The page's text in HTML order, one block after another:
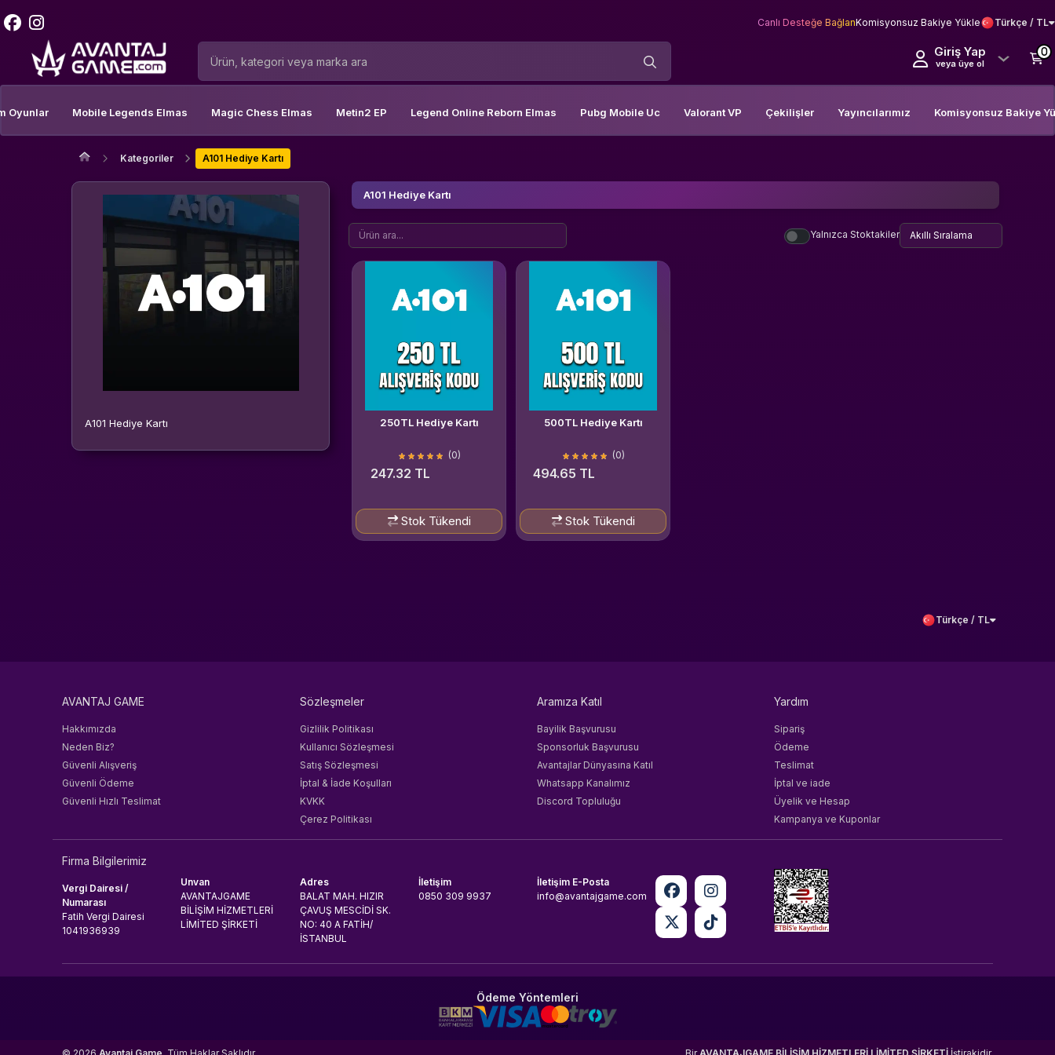
Canlı Desteğe BağlanKomisyonsuz Bakiye Yükle Türkçe / TL
Giriş Yap
veya üye ol
0
Oyunlar Mobile Legends Elmas Magic Chess Elmas Metin2 EP Legend Online Reborn Elmas Pubg Mobile Uc Valorant VP Çekilişler Yayıncılarımız Komisyonsuz Bakiye
Kategoriler A101 Hediye Kartı
A101 Hediye Kartı
A101 Hediye Kartı
Yalnızca Stoktakiler
250TL Hediye Kartı
(0)
247.32 TL
Stok Tükendi
500TL Hediye Kartı
(0)
494.65 TL
Stok Tükendi
Türkçe / TL
AVANTAJ GAME
Hakkımızda
Neden Biz?
Güvenli Alışveriş
Güvenli Ödeme
Güvenli Hızlı Teslimat
Sözleşmeler
Gizlilik Politikası
Kullanıcı Sözleşmesi
Satış Sözleşmesi
İptal & İade Koşulları
KVKK
Çerez Politikası
Aramıza Katıl
Bayilik Başvurusu
Sponsorluk Başvurusu
Avantajlar Dünyasına Katıl
Whatsapp Kanalımız
Discord Topluluğu
Yardım
Sipariş
Ödeme
Teslimat
İptal ve iade
Üyelik ve Hesap
Kampanya ve Kuponlar
Firma Bilgilerimiz
Vergi Dairesi /
Numarası
Fatih Vergi Dairesi
1041936939
Unvan
AVANTAJGAME
BİLİŞİM HİZMETLERİ
LİMİTED ŞİRKETİ
Adres
BALAT MAH. HIZIR
ÇAVUŞ MESCİDİ SK.
NO: 40 A FATİH/
İSTANBUL
İletişim
0850 309 9937
İletişim E-Posta
info@avantajgame.com
Ödeme Yöntemleri